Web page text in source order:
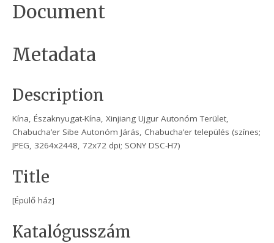
Document
Metadata
Description
Kína, Északnyugat-Kína, Xinjiang Ujgur Autonóm Terület,
Chabucha’er Sibe Autonóm Járás, Chabucha’er település (színes;
JPEG, 3264x2448, 72x72 dpi; SONY DSC-H7)
Title
[Épülő ház]
Katalógusszám